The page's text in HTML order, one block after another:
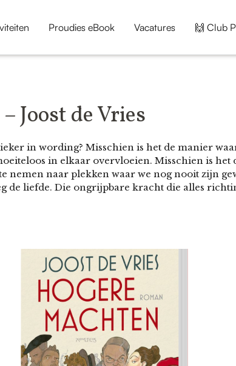
Proudies eBook Vacatures 🙌 Club
Joost de Vries
in wording? Misschien is het de manier
in elkaar overvloeien. Misschien is het
nemen naar plekken waar we nog nooit zijn
de liefde. Die ongrijpbare kracht die alles